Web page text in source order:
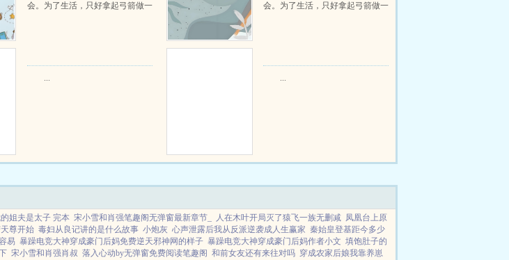
会。为了生活，只好拿起弓箭做一
会。为了生活，只好拿起弓箭做一
... ...
姐夫是太子 完本 宋小雪和肖强笔趣阁无弹窗最新章节_ 人在木叶开局灭了猿飞一族无删减 凤凰台上原
尊开始 毒妇从良记讲的是什么故事 小炮灰 心声泄露后我从反派逆袭成人生赢家 秦始皇登基距今多少
易 暴躁电竞大神穿成豪门后妈免费逆天邪神网的样子 暴躁电竞大神穿成豪门后妈作者小文 填饱肚子的
宋小雪和肖强肖叔 落入心动by无弹窗免费阅读笔趣阁 和前女友还有来往对吗 穿成农家后娘我靠养崽